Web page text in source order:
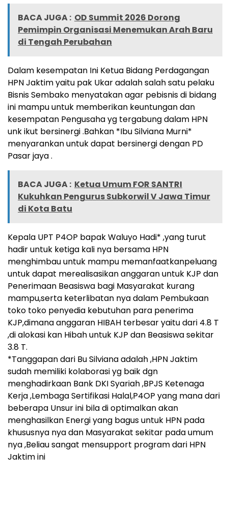
BACA JUGA : OD Summit 2026 Dorong
Pemimpin Organisasi Menemukan Arah Baru
di Tengah Perubahan
Dalam kesempatan Ini Ketua Bidang Perdagangan
HPN Jaktim yaitu pak Ukar adalah salah satu pelaku
Bisnis Sembako menyatakan agar pebisnis di bidang
ini mampu untuk memberikan keuntungan dan
kesempatan Pengusaha yg tergabung dalam HPN
unk ikut bersinergi .Bahkan *Ibu Silviana Murni*
menyarankan untuk dapat bersinergi dengan PD
Pasar jaya .
BACA JUGA : Ketua Umum FOR SANTRI
Kukuhkan Pengurus Subkorwil V Jawa Timur
di Kota Batu
Kepala UPT P4OP bapak Waluyo Hadi* ,yang turut
hadir untuk ketiga kali nya bersama HPN
menghimbau untuk mampu memanfaatkanpeluang
untuk dapat merealisasikan anggaran untuk KJP dan
Penerimaan Beasiswa bagi Masyarakat kurang
mampu,serta keterlibatan nya dalam Pembukaan
toko toko penyedia kebutuhan para penerima
KJP,dimana anggaran HIBAH terbesar yaitu dari 4.8 T
,di alokasi kan Hibah untuk KJP dan Beasiswa sekitar
3.8 T.
*Tanggapan dari Bu Silviana adalah ,HPN Jaktim
sudah memiliki kolaborasi yg baik dgn
menghadirkaan Bank DKI Syariah ,BPJS Ketenaga
Kerja ,Lembaga Sertifikasi Halal,P4OP yang mana dari
beberapa Unsur ini bila di optimalkan akan
menghasilkan Energi yang bagus untuk HPN pada
khususnya nya dan Masyarakat sekitar pada umum
nya ,Beliau sangat mensupport program dari HPN
Jaktim ini